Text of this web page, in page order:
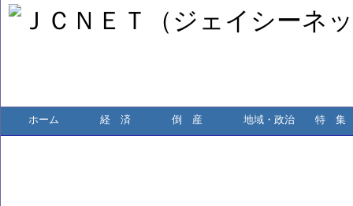
ホーム 経 済 倒 産 地域・政治 特 集